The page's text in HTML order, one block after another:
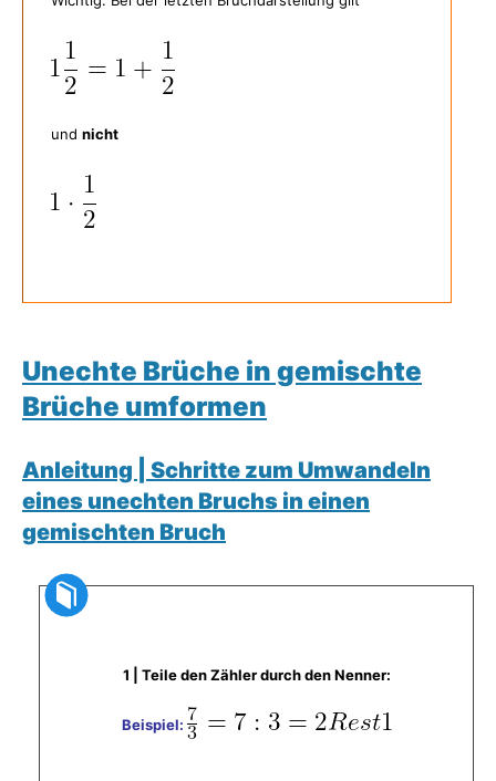
und nicht
Unechte Brüche in gemischte
Brüche umformen
Anleitung | Schritte zum Umwandeln
eines unechten Bruchs in einen
gemischten Bruch
1 | Teile den Zähler durch den Nenner:
Beispiel: